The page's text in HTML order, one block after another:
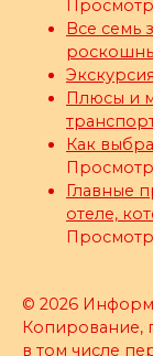
Все семь
Плюсы и
Как
Главные
отеле,
© 2026
Копирование,
в том числе